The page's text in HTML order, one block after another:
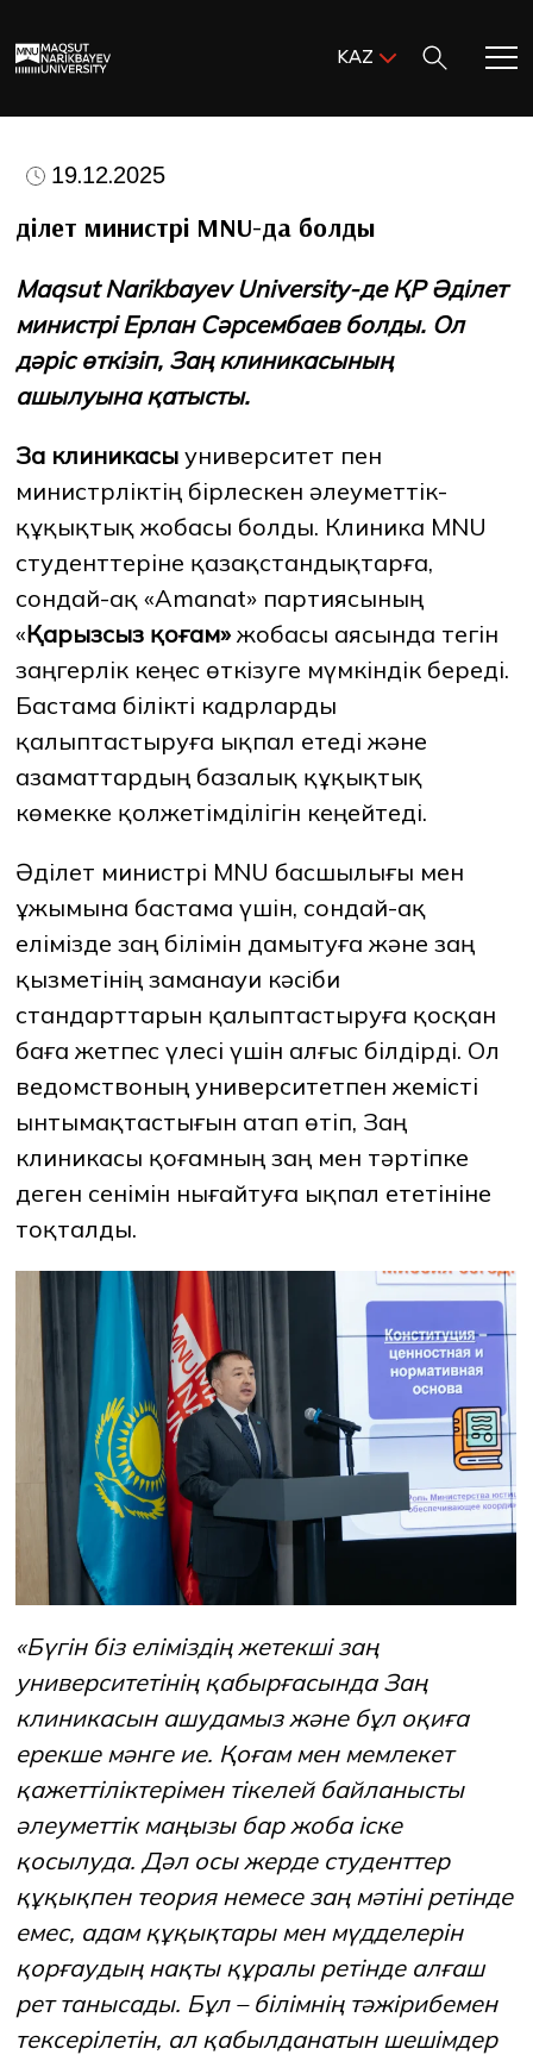
KAZ
MNU-ге қош келдіңіз!
Академиялық өмір
Зерттеу және ғылым
MNU тынысы
ЖАҢАЛЫҚТАРБАҚ БІЗ ТУРАЛЫЖҰМЫС ОРЫНДАРЫҚЫЗМЕТКЕРЛЕР
ТҮЛЕКТЕРENDOWMENT
ENG KAZ RUS
19.12.2025
Әділет министрі MNU-да болды
Maqsut Narikbayev University-де ҚР Әділет
министрі Ерлан Сәрсембаев болды. Ол
дәріс өткізіп, Заң клиникасының
ашылуына қатысты.
Заң клиникасы университет пен
министрліктің бірлескен әлеуметтік-
құқықтық жобасы болды. Клиника MNU
студенттеріне қазақстандықтарға,
сондай-ақ «Amanat» партиясының
«Қарызсыз қоғам» жобасы аясында тегін
заңгерлік кеңес өткізуге мүмкіндік береді.
Бастама білікті кадрларды
қалыптастыруға ықпал етеді және
азаматтардың базалық құқықтық
көмекке қолжетімділігін кеңейтеді.
Әділет министрі MNU басшылығы мен
ұжымына бастама үшін, сондай-ақ
елімізде заң білімін дамытуға және заң
қызметінің заманауи кәсіби
стандарттарын қалыптастыруға қосқан
баға жетпес үлесі үшін алғыс білдірді. Ол
ведомствоның университетпен жемісті
ынтымақтастығын атап өтіп, Заң
клиникасы қоғамның заң мен тәртіпке
деген сенімін нығайтуға ықпал ететініне
тоқталды.
«Бүгін біз еліміздің жетекші заң
университетінің қабырғасында Заң
клиникасын ашудамыз және бұл оқиға
ерекше мәнге ие. Қоғам мен мемлекет
қажеттіліктерімен тікелей байланысты
әлеуметтік маңызы бар жоба іске
қосылуда. Дәл осы жерде студенттер
құқықпен теория немесе заң мәтіні ретінде
емес, адам құқықтары мен мүдделерін
қорғаудың нақты құралы ретінде алғаш
рет танысады. Бұл – білімнің тәжірибемен
тексерілетін, ал қабылданатын шешімдер